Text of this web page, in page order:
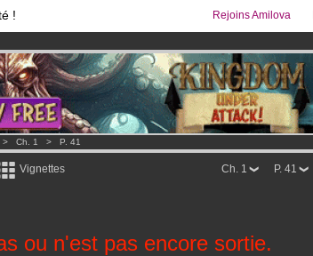
! Rejoins Amilova
!Clique ici pour t'abonner
> Ch. 1 > P. 41
Vignettes P. 41
Ch. 1
ou n'est pas encore sortie.